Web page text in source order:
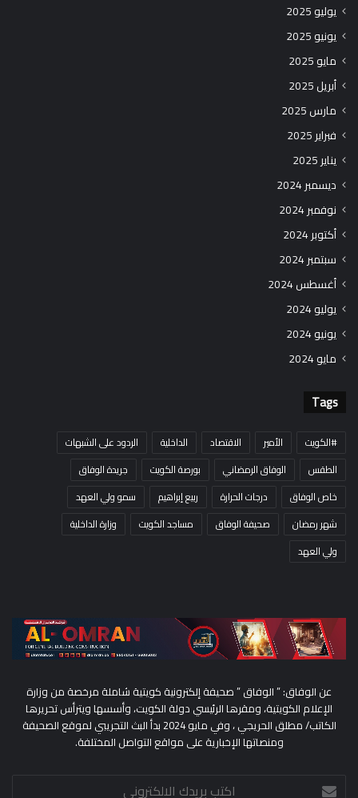
يوليو 2025
يونيو 2025
مايو 2025
أبريل 2025
مارس 2025
فبراير 2025
يناير 2025
ديسمبر 2024
نوفمبر 2024
أكتوبر 2024
سبتمبر 2024
أغسطس 2024
يوليو 2024
يونيو 2024
مايو 2024
Tags
#الكويت الأمير الاقتصاد الداخلية
الردود على الشبهات
الطقس
الوفاق الرمضاني بورصة الكويت
جريدة الوفاق
خاص الوفاق
درجات الحرارة ربيع إبراهيم
سمو ولي العهد
شهر رمضان
صحيفة الوفاق مساجد الكويت
وزارة الداخلية
ولي العهد
عن الوفاق: ” الوفاق ” صحيفة إلكترونية كويتية شاملة مرخصة من وزارة
الإعلام الكويتية، ومقرها الرئيسي دولة الكويت، وأسسها ويترأس تحريرها
الكاتب/ مطلق الحريجي ، وفي مايو 2024 بدأ البث التجريبي لموقع الصحيفة
ومنصاتها الإخبارية على مواقع التواصل المختلفة.
اكتب